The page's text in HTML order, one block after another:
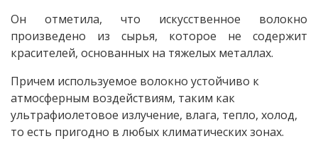
Он отметила, что искусственное волокно
произведено из сырья, которое не содержит
красителей, основанных на тяжелых металлах.
Причем используемое волокно устойчиво к
атмосферным воздействиям, таким как
ультрафиолетовое излучение, влага, тепло, холод,
то есть пригодно в любых климатических зонах.